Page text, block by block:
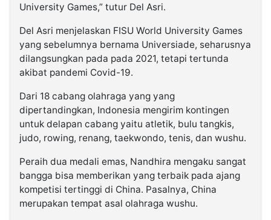
University Games,” tutur Del Asri.
Del Asri menjelaskan FISU World University Games
yang sebelumnya bernama Universiade, seharusnya
dilangsungkan pada pada 2021, tetapi tertunda
akibat pandemi Covid-19.
Dari 18 cabang olahraga yang yang
dipertandingkan, Indonesia mengirim kontingen
untuk delapan cabang yaitu atletik, bulu tangkis,
judo, rowing, renang, taekwondo, tenis, dan wushu.
Peraih dua medali emas, Nandhira mengaku sangat
bangga bisa memberikan yang terbaik pada ajang
kompetisi tertinggi di China. Pasalnya, China
merupakan tempat asal olahraga wushu.